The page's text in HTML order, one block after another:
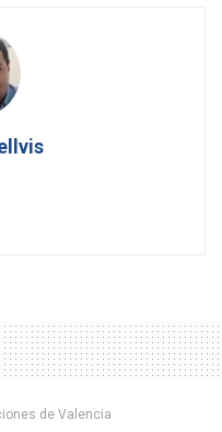
de Valencia